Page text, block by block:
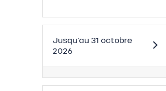
Jusqu'au 31 octobre
2026